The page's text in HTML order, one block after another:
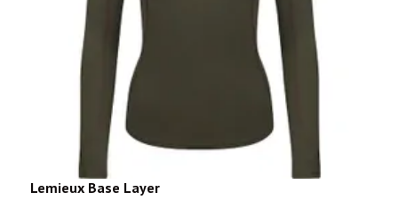
Lemieux Base Layer